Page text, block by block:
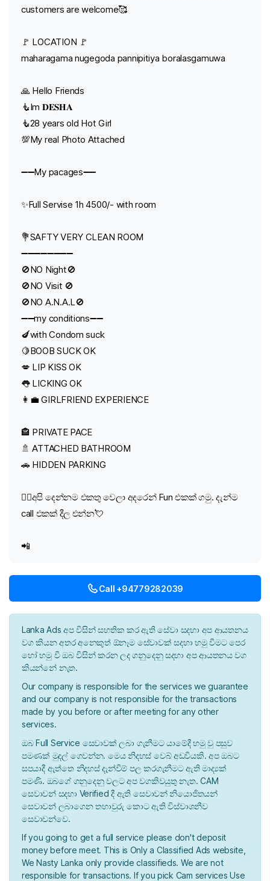
customers are welcome🥰
🚩 LOCATION 🚩
maharagama nugegoda pannipitiya boralasgamuwa
🙏 Hello Friends
🧜Im 𝐃𝐄𝐒𝐇𝐀
🧜28 years old Hot Girl
💯My real Photo Attached
➖➖My pacages➖➖
✨Full Servise 1h 4500/- with room
💐SAFTY VERY CLEAN ROOM
➖➖➖➖➖➖➖➖
🚫NO Night🚫
🚫NO Visit 🚫
🚫NO A.N.A.L🚫
➖➖my conditions➖➖
🍆with Condom suck
🍋BOOB SUCK OK
💋 LIP KISS OK
👅 LICKING OK
👩‍💼 GIRLFRIEND EXPERIENCE
🏤 PRIVATE PACE
🚿 ATTACHED BATHROOM
🚗 HIDDEN PARKING
❤️‍🔥අපි දෙන්නම එකතු වෙලා අදරෙන් Fun එකක් ගමු. දැන්ම
call එකක් දීල එන්න💘
📲
Call +94779282039
Lanka Ads අප විසින් සහතික කර ඇති සේවා සදහා අප ආයතනය
වග කියන අතර අනෙකුත් ඕනෑම සේවාවක් සදහා හමු වීමට පෙර
හෝ හමු වී ඔබ විසින් කරන ලද ගනුදෙනු සදහා අප ආයතනය වග
කියන්නේ නැත.
Our company is responsible for the services we guarantee
and our company is not responsible for the transactions
made by you before or after meeting for any other
services.
ඔබ Full Service සෙවාවක් ලබා ගැනීමට යාමේදී හමු වු පසුව
පමණක් මුදල් ගෙවන්න. මෙය නිදහස් වෙබ් අඩවියකි. අප ඔබට
සපයාදී ඇත්තෙ නිදහස් දැන්වීම් පල කරගැනීමට ඇති මාද්‍යක්
පමණි. ඔබගේ ගනුදෙනු වලට අප වගකිවයුතු නැත. CAM
සෙවාවන් සදහා Verified දී ඇති සෙවාවන් නියොජිතයන්
සෙවාවන් ලබාගෙන තහාවුරු කොට ඇති විස්වාශනීව
සෙවාවන්වෙ.
If you going to get a full service please don't deposit
money before meet. This is Only a Classified Ads website,
We Nasty Lanka only provide classifieds. We are not
responsible for transactions. If you pick Cam services Use